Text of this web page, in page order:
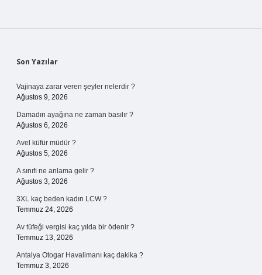
Sidebar
Son Yazılar
Vajinaya zarar veren şeyler nelerdir ?
Ağustos 9, 2026
Damadın ayağına ne zaman basılır ?
Ağustos 6, 2026
Avel küfür müdür ?
Ağustos 5, 2026
A sınıfı ne anlama gelir ?
Ağustos 3, 2026
3XL kaç beden kadın LCW ?
Temmuz 24, 2026
Av tüfeği vergisi kaç yılda bir ödenir ?
Temmuz 13, 2026
Antalya Otogar Havalimanı kaç dakika ?
Temmuz 3, 2026